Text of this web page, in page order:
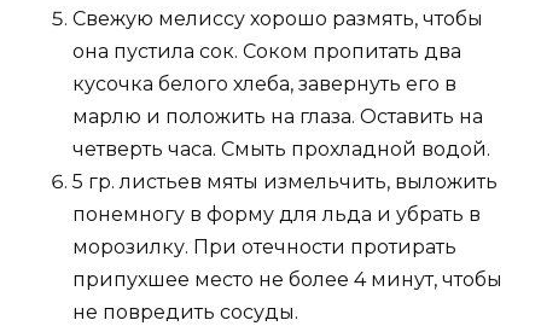
Свежую мелиссу хорошо размять, чтобы
она пустила сок. Соком пропитать два
кусочка белого хлеба, завернуть его в
марлю и положить на глаза. Оставить на
четверть часа. Смыть прохладной водой.
5 гр. листьев мяты измельчить, выложить
понемногу в форму для льда и убрать в
морозилку. При отечности протирать
припухшее место не более 4 минут, чтобы
не повредить сосуды.